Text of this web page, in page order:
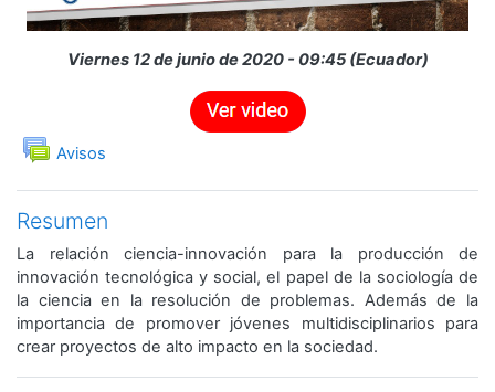
Viernes 12 de junio de 2020 - 09:45 (Ecuador)
Avisos
Foro
Resumen
La relación ciencia-innovación para la producción de
innovación tecnológica y social, el papel de la sociología de
la ciencia en la resolución de problemas. Además de la
importancia de promover jóvenes multidisciplinarios para
crear proyectos de alto impacto en la sociedad.